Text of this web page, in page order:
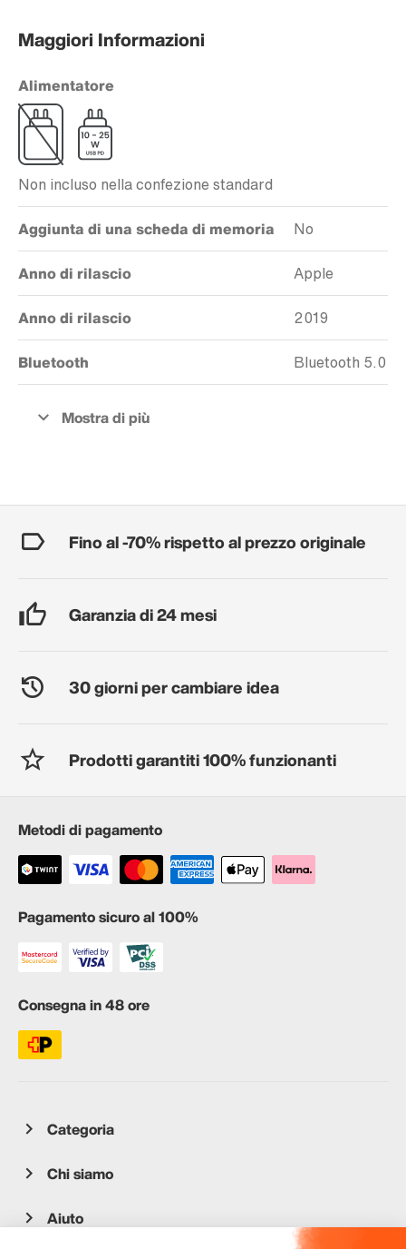
Maggiori Informazioni
Alimentatore
Non incluso nella confezione standard
Aggiunta di una scheda di memoria No
Anno di rilascio Apple
Anno di rilascio 2019
Bluetooth Bluetooth 5.0
Fino al -70% rispetto al prezzo originale
Garanzia di 24 mesi
30 giorni per cambiare idea
Prodotti garantiti 100% funzionanti
Metodi di pagamento
Pagamento sicuro al 100%
Consegna in 48 ore
Categoria
Chi siamo
Aiuto